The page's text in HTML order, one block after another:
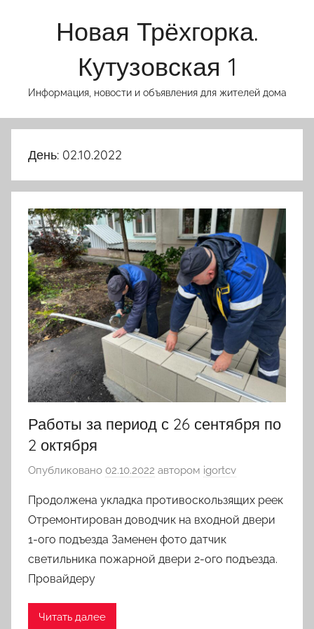
Новая Трёхгорка.
Кутузовская 1
Информация, новости и объявления для жителей дома
День: 02.10.2022
Работы за период с 26 сентября по
2 октября
Опубликовано 02.10.2022 автором igortcv
Продолжена укладка противоскользящих реек
Отремонтирован доводчик на входной двери
1-ого подъезда Заменен фото датчик
светильника пожарной двери 2-ого подъезда.
Провайдеру
Читать далее